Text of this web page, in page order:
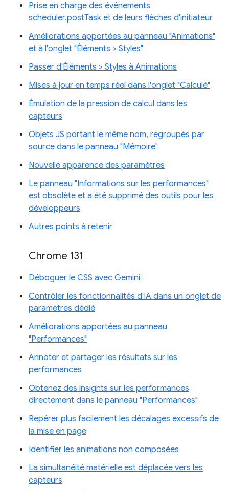
Prise en charge des événements
scheduler.postTask et de leurs flèches d'initiateur
Améliorations apportées au panneau "Animations"
et à l'onglet "Éléments > Styles"
Passer d'Éléments > Styles à Animations
Mises à jour en temps réel dans l'onglet "Calculé"
Émulation de la pression de calcul dans les
capteurs
Objets JS portant le même nom, regroupés par
source dans le panneau "Mémoire"
Nouvelle apparence des paramètres
Le panneau "Informations sur les performances"
est obsolète et a été supprimé des outils pour les
développeurs
Autres points à retenir
Chrome 131
Déboguer le CSS avec Gemini
Contrôler les fonctionnalités d'IA dans un onglet de
paramètres dédié
Améliorations apportées au panneau
"Performances"
Annoter et partager les résultats sur les
performances
Obtenez des insights sur les performances
directement dans le panneau "Performances"
Repérer plus facilement les décalages excessifs de
la mise en page
Identifier les animations non composées
La simultanéité matérielle est déplacée vers les
capteurs